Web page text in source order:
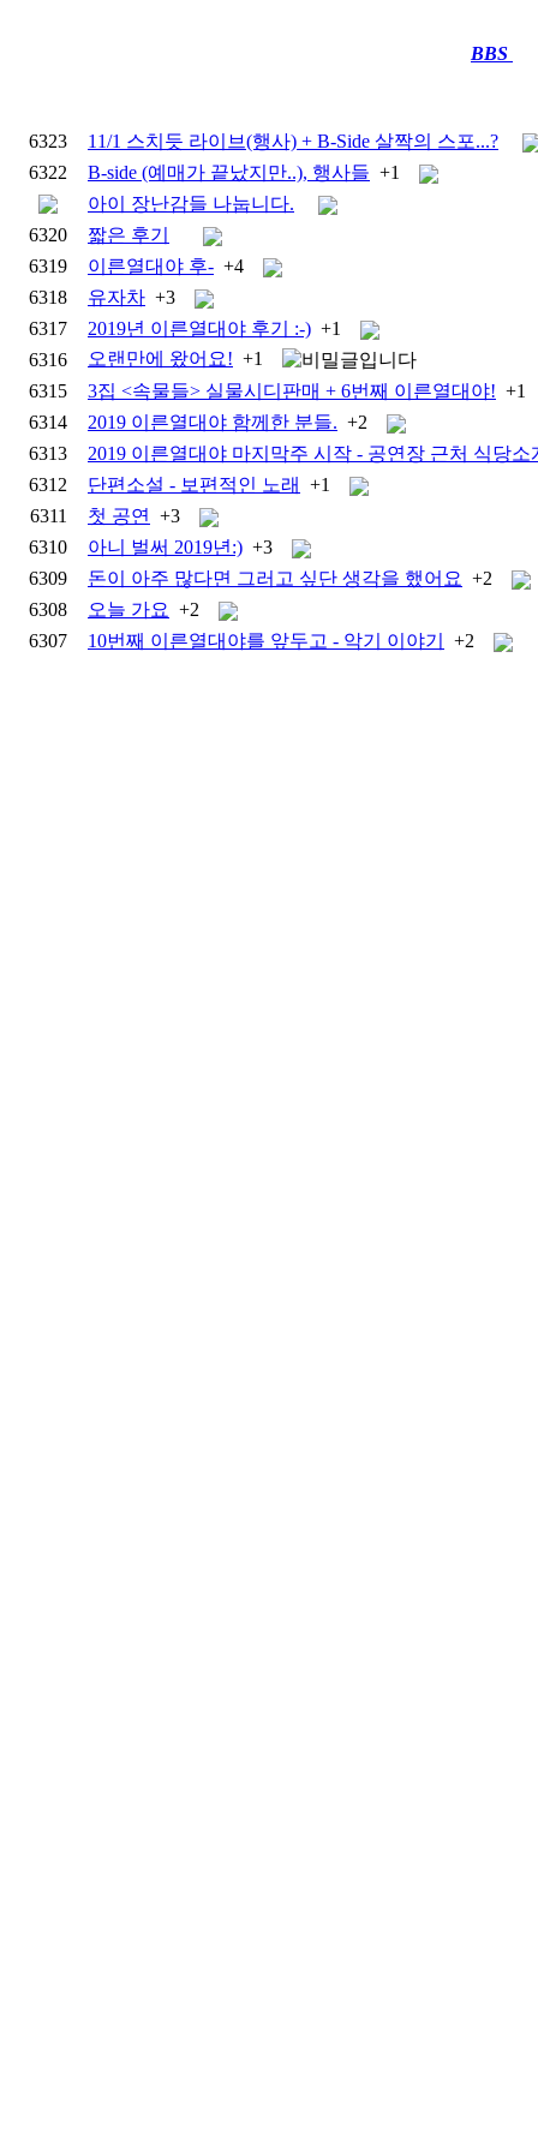
BBS
6323
11/1 스치듯 라이브(행사) + B-Side 살짝의 스포...?
6322
B-side (예매가 끝났지만..), 행사들 +1
아이 장난감들 나눕니다.
6320
짧은 후기
6319
이른열대야 후- +4
6318
유자차 +3
6317
2019년 이른열대야 후기 :-) +1
6316
오랜만에 왔어요! +1
6315
3집 <속물들> 실물시디판매 + 6번째 이른열대야! +1
6314
2019 이른열대야 함께한 분들. +2
6313
2019 이른열대야 마지막주 시작 - 공연장 근처 식당소
6312
단편소설 - 보편적인 노래
+1
6311
첫 공연
+3
6310
아니 벌써 2019년:) +3
6309
돈이 아주 많다면 그러고 싶단 생각을 했어요 +2
6308
오늘 가요 +2
6307
10번째 이른열대야를 앞두고 - 악기 이야기 +2